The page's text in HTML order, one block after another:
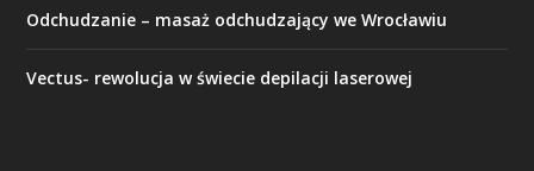
Odchudzanie – masaż odchudzający we Wrocławiu
Vectus- rewolucja w świecie depilacji laserowej